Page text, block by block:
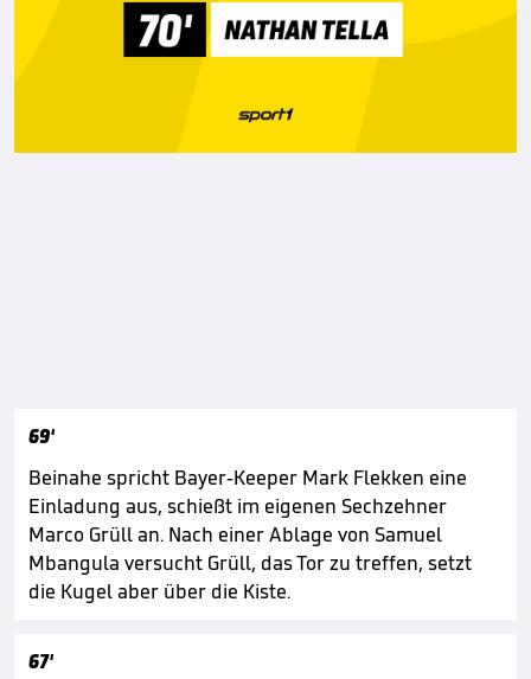
69'
Beinahe spricht Bayer-Keeper Mark Flekken eine
Einladung aus, schießt im eigenen Sechzehner
Marco Grüll an. Nach einer Ablage von Samuel
Mbangula versucht Grüll, das Tor zu treffen, setzt
die Kugel aber über die Kiste.
67'